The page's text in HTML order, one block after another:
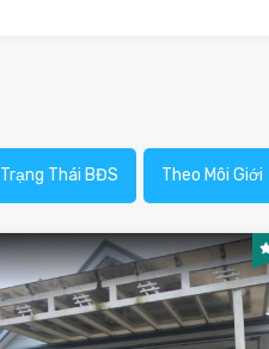
Trạng Thái BĐS Theo Môi Giới